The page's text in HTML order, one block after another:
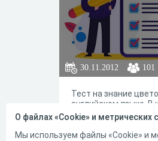
30.11.2012 101
Тест на знание
английском языке. В
правильные ответы.
О файлах «Cookie» и метрических
Мы используем файлы «Cookie» и